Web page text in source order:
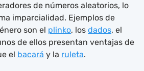
de números aleatorios, lo
imparcialidad. Ejemplos de
son el plinko, los dados, el
de ellos presentan ventajas de
el bacará y la ruleta.